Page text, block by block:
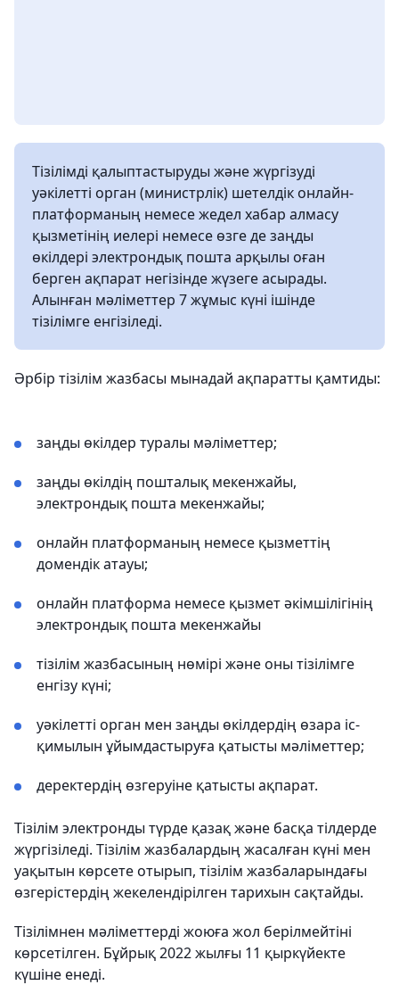
Тізілімді қалыптастыруды және жүргізуді
уәкілетті орган (министрлік) шетелдік онлайн-
платформаның немесе жедел хабар алмасу
қызметінің иелері немесе өзге де заңды
өкілдері электрондық пошта арқылы оған
берген ақпарат негізінде жүзеге асырады.
Алынған мәліметтер 7 жұмыс күні ішінде
тізілімге енгізіледі.
Әрбір тізілім жазбасы мынадай ақпаратты қамтиды:
заңды өкілдер туралы мәліметтер;
заңды өкілдің пошталық мекенжайы,
электрондық пошта мекенжайы;
онлайн платформаның немесе қызметтің
домендік атауы;
онлайн платформа немесе қызмет әкімшілігінің
электрондық пошта мекенжайы
тізілім жазбасының нөмірі және оны тізілімге
енгізу күні;
уәкілетті орган мен заңды өкілдердің өзара іс-
қимылын ұйымдастыруға қатысты мәліметтер;
деректердің өзгеруіне қатысты ақпарат.
Тізілім электронды түрде қазақ және басқа тілдерде
жүргізіледі. Тізілім жазбалардың жасалған күні мен
уақытын көрсете отырып, тізілім жазбаларындағы
өзгерістердің жекелендірілген тарихын сақтайды.
Тізілімнен мәліметтерді жоюға жол берілмейтіні
көрсетілген. Бұйрық 2022 жылғы 11 қыркүйекте
күшіне енеді.